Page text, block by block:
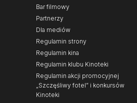
Bar filmowy
Partnerzy
Dla mediów
Regulamin strony
Regulamin kina
Regulamin klubu Kinoteki
Regulamin akcji promocyjnej
„Szczęśliwy fotel” i konkursów
Kinoteki